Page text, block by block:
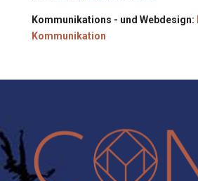
Kommunikations - und Webdesign:
Kommunikation